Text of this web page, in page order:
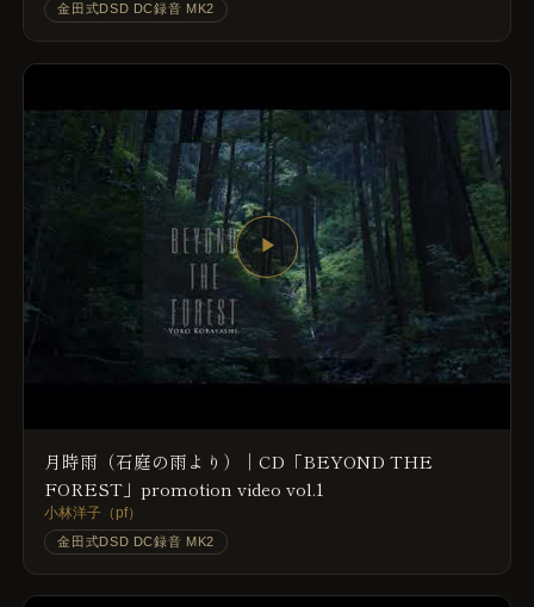
金田式DSD DC録音 MK2
▶
月時雨（石庭の雨より）｜CD「BEYOND THE
FOREST」promotion video vol.1
小林洋子（pf）
金田式DSD DC録音 MK2